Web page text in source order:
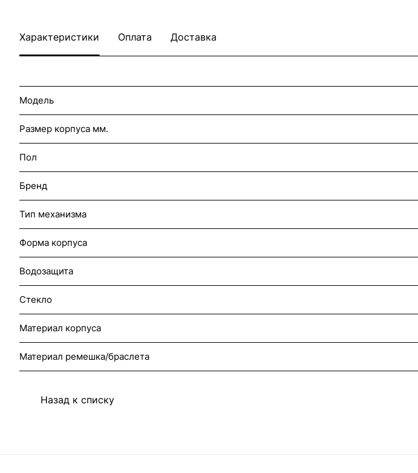
Характеристики Оплата Доставка
Модель
Размер корпуса мм.
Пол
Бренд
Тип механизма
Форма корпуса
Водозащита
Стекло
Материал корпуса
Материал ремешка/браслета
Назад к списку